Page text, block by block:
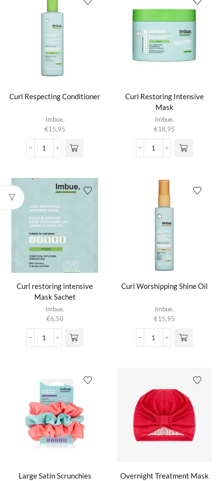
Curl Respecting Conditioner
Imbue.
€15,95
Curl
aantal
Curl Restoring Intensive
Mask
Imbue.
€18,95
Curl
Mask
aantal
Curl restoring intensive
Mask Sachet
Imbue.
€6,50
Curl
aantal
Curl Worshipping Shine Oil
Imbue.
€15,95
Curl
Large Satin Scrunchies
Overnight Treatment Mask